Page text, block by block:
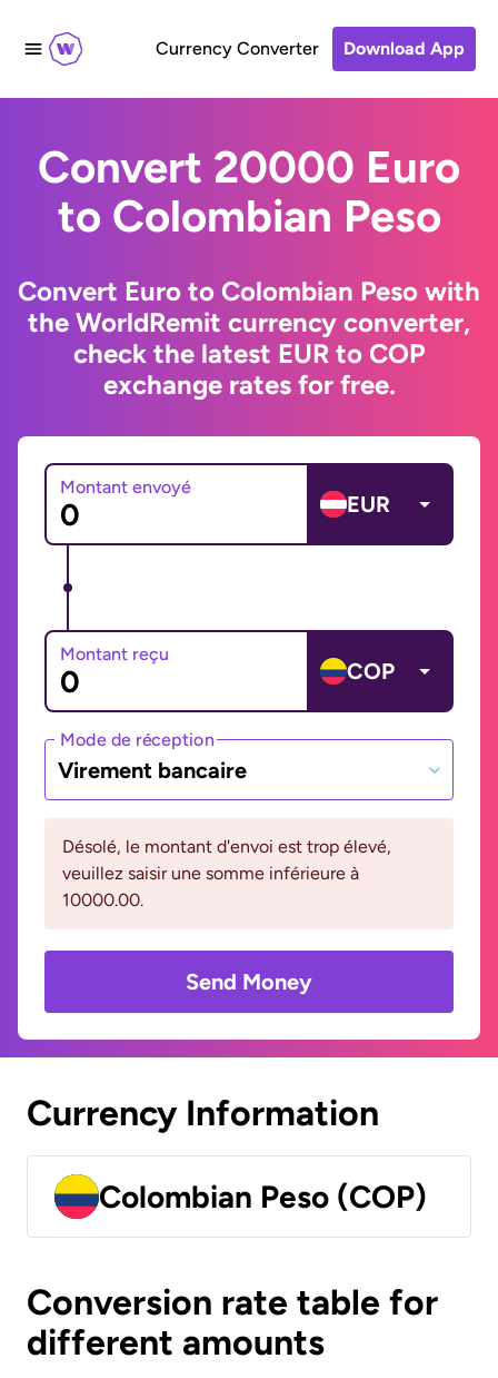
Currency Converter Download App
Convert 20000 Euro
to Colombian Peso
Convert Euro to Colombian Peso with
the WorldRemit currency converter,
check the latest EUR to COP
exchange rates for free.
Montant envoyé
EUR
Montant reçu
COP
Mode de réception
Virement bancaire
Désolé, le montant d'envoi est trop élevé,
veuillez saisir une somme inférieure à
10000.00.
Send Money
Currency Information
Colombian Peso (COP)
Conversion rate table for
different amounts